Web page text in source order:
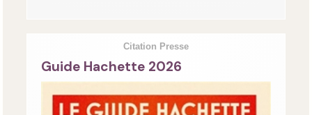
Citation Presse
Guide Hachette 2026